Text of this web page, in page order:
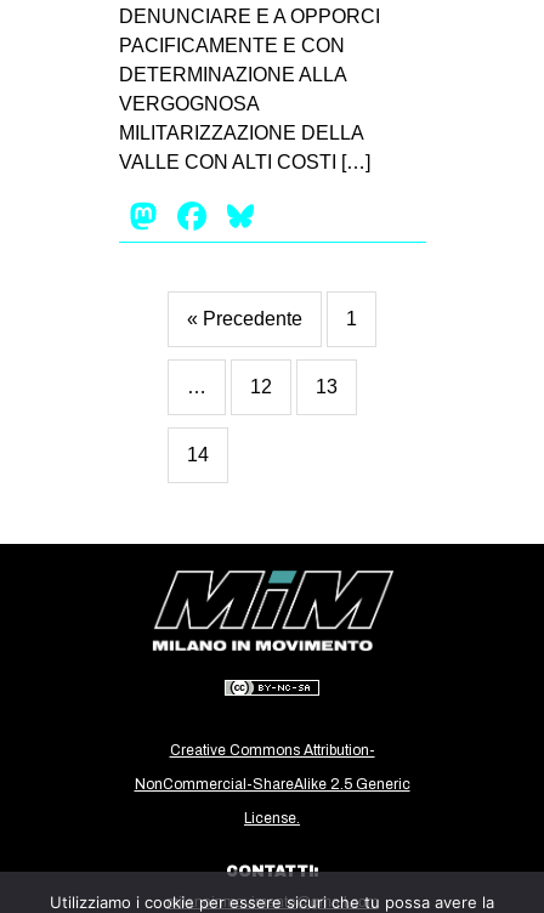
DENUNCIARE E A OPPORCI
PACIFICAMENTE E CON
DETERMINAZIONE ALLA
VERGOGNOSA
MILITARIZZAZIONE DELLA
VALLE CON ALTI COSTI […]
Mastodon
Facebook
« Precedente 1
… 12 13
14
Creative Commons Attribution-
NonCommercial-ShareAlike 2.5 Generic
License.
CONTATTI:
milanoinmovimento@gmail.com
Utilizziamo i cookie per essere sicuri che tu possa avere la